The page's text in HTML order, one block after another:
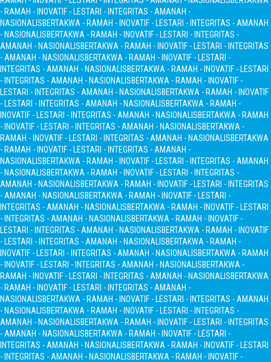
- RAMAH - INOVATIF - LESTARI - INTEGRITAS - AMANAH -
NASIONALISBERTAKWA - RAMAH - INOVATIF - LESTARI - INTEGRITAS - AMANAH
- NASIONALISBERTAKWA - RAMAH - INOVATIF - LESTARI - INTEGRITAS -
AMANAH - NASIONALISBERTAKWA - RAMAH - INOVATIF - LESTARI - INTEGRITAS
- AMANAH - NASIONALISBERTAKWA - RAMAH - INOVATIF - LESTARI -
INTEGRITAS - AMANAH - NASIONALISBERTAKWA - RAMAH - INOVATIF - LESTARI
- INTEGRITAS - AMANAH - NASIONALISBERTAKWA - RAMAH - INOVATIF -
LESTARI - INTEGRITAS - AMANAH - NASIONALISBERTAKWA - RAMAH - INOVATIF
- LESTARI - INTEGRITAS - AMANAH - NASIONALISBERTAKWA - RAMAH -
INOVATIF - LESTARI - INTEGRITAS - AMANAH - NASIONALISBERTAKWA - RAMAH
- INOVATIF - LESTARI - INTEGRITAS - AMANAH - NASIONALISBERTAKWA -
RAMAH - INOVATIF - LESTARI - INTEGRITAS - AMANAH - NASIONALISBERTAKWA
- RAMAH - INOVATIF - LESTARI - INTEGRITAS - AMANAH -
NASIONALISBERTAKWA - RAMAH - INOVATIF - LESTARI - INTEGRITAS - AMANAH
- NASIONALISBERTAKWA - RAMAH - INOVATIF - LESTARI - INTEGRITAS -
AMANAH - NASIONALISBERTAKWA - RAMAH - INOVATIF - LESTARI - INTEGRITAS
- AMANAH - NASIONALISBERTAKWA - RAMAH - INOVATIF - LESTARI -
INTEGRITAS - AMANAH - NASIONALISBERTAKWA - RAMAH - INOVATIF - LESTARI
- INTEGRITAS - AMANAH - NASIONALISBERTAKWA - RAMAH - INOVATIF -
LESTARI - INTEGRITAS - AMANAH - NASIONALISBERTAKWA - RAMAH - INOVATIF
- LESTARI - INTEGRITAS - AMANAH - NASIONALISBERTAKWA - RAMAH -
INOVATIF - LESTARI - INTEGRITAS - AMANAH - NASIONALISBERTAKWA - RAMAH
- INOVATIF - LESTARI - INTEGRITAS - AMANAH - NASIONALISBERTAKWA -
RAMAH - INOVATIF - LESTARI - INTEGRITAS - AMANAH - NASIONALISBERTAKWA
- RAMAH - INOVATIF - LESTARI - INTEGRITAS - AMANAH -
NASIONALISBERTAKWA - RAMAH - INOVATIF - LESTARI - INTEGRITAS - AMANAH
- NASIONALISBERTAKWA - RAMAH - INOVATIF - LESTARI - INTEGRITAS -
AMANAH - NASIONALISBERTAKWA - RAMAH - INOVATIF - LESTARI - INTEGRITAS
- AMANAH - NASIONALISBERTAKWA - RAMAH - INOVATIF - LESTARI -
INTEGRITAS - AMANAH - NASIONALISBERTAKWA - RAMAH - INOVATIF - LESTARI
- INTEGRITAS - AMANAH - NASIONALISBERTAKWA - RAMAH - INOVATIF -